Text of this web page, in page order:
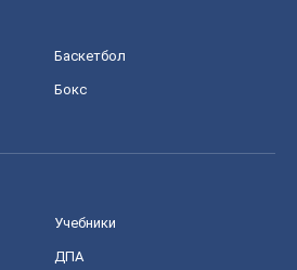
Баскетбол
Бокс
Учебники
ДПА